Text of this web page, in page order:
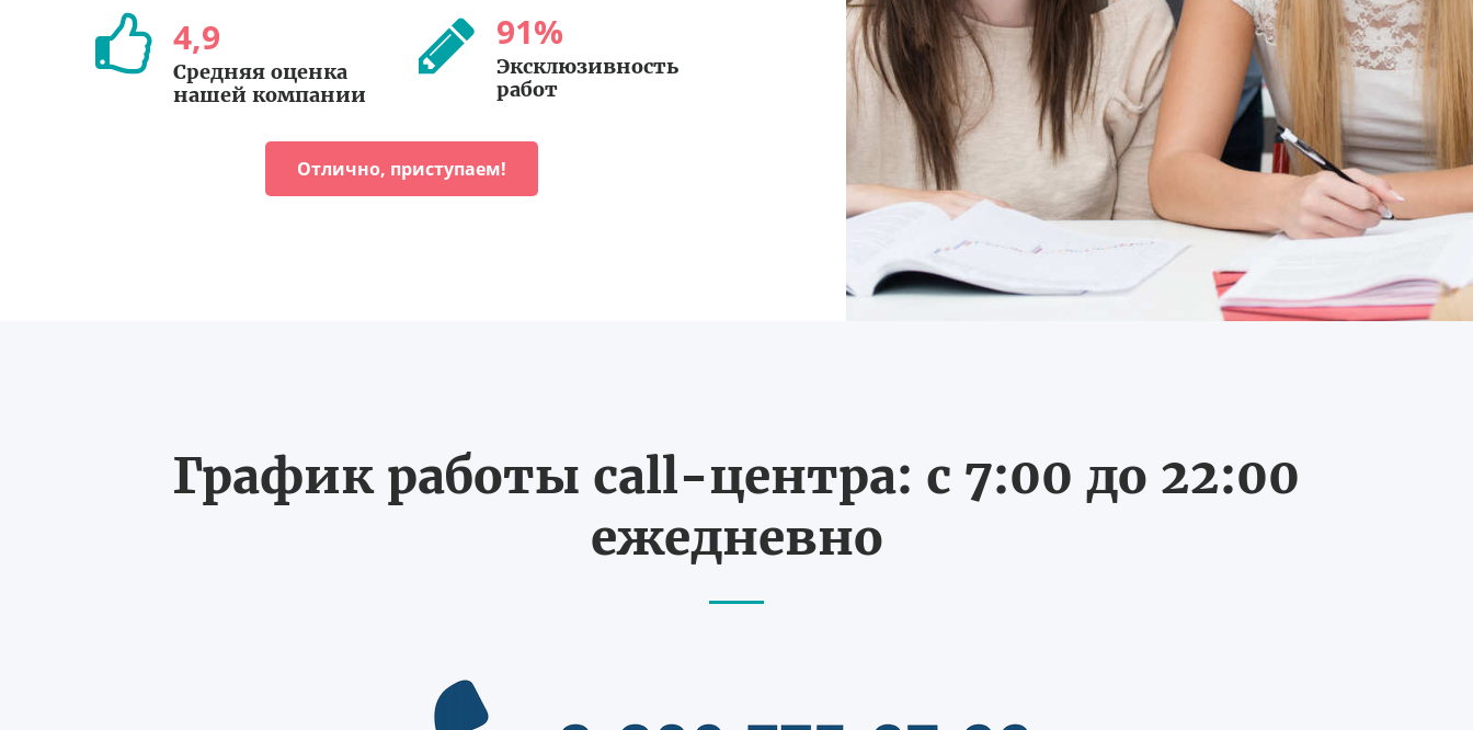
4,9
Средняя оценка
нашей компании
91%
Эксклюзивность
работ
Отлично, приступаем!
График работы call-центра: с 7:00 до 22:00
ежедневно